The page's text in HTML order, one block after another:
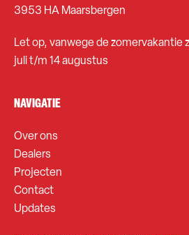
3953 HA Maarsbergen
Let op, vanwege de zomervakantie
juli t/m 14 augustus
NAVIGATIE
Over ons
Dealers
Projecten
Contact
Updates